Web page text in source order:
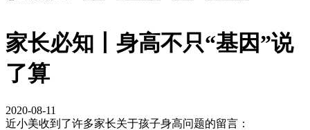
家长必知丨身高不只“基因”说
了算
2020-08-11
近小美收到了许多家长关于孩子身高问题的留言：